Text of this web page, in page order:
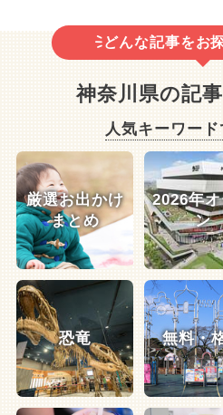
どんな記事をお
神奈川県の記
人気キーワー
厳選お出かけ
まとめ
2026年
ン
恐竜 無料・